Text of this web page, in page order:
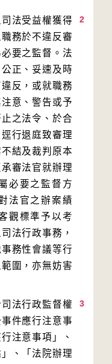
2
法受益權獲得
務於不違反審
要之監督。法
正、妥速及時
反，或就職務
意、警告或予
之法令、於合
行退庭致審理
結及裁判原本
審法官就辦理
必要之監督方
法官之辦案績
觀標準予以考
法行政事務，
務性會議等行
圍，亦無妨害
3
法行政監督權
件應行注意事
注意事項」、
、「法院辦理